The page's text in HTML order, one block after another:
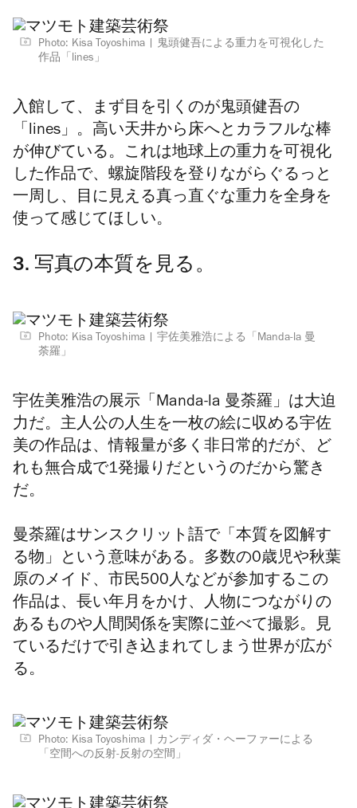
Photo: Kisa Toyoshima
鬼頭健吾による重力を可視化した
作品「lines」
入館して、まず目を引くのが鬼頭健吾の
「lines」。高い天井から床へとカラフルな棒
が伸びている。これは地球上の重力を可視化
した作品で、螺旋階段を登りながらぐるっと
一周し、目に見える真っ直ぐな重力を全身を
使って感じてほしい。
3. 写真の本質を見る。
Photo: Kisa Toyoshima
宇佐美雅浩による「Manda-la 曼
荼羅」
宇佐美雅浩の展示「Manda-la 曼荼羅」は大迫
力だ。主人公の人生を一枚の絵に収める宇佐
美の作品は、情報量が多く非日常的だが、ど
れも無合成で1発撮りだというのだから驚き
だ。
曼荼羅はサンスクリット語で「本質を図解す
る物」という意味がある。多数の0歳児や秋葉
原のメイド、市民500人などが参加するこの
作品は、長い年月をかけ、人物につながりの
あるものや人間関係を実際に並べて撮影。見
ているだけで引き込まれてしまう世界が広が
る。
Photo: Kisa Toyoshima
カンディダ・ヘーファーによる
「空間への反射-反射の空間」